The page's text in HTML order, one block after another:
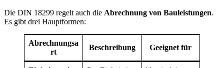
Die DIN 18299 regelt auch die Abrechnung von Bauleistungen.
Es gibt drei Hauptformen:
Abrechnungsa
rt
Beschreibung Geeignet für